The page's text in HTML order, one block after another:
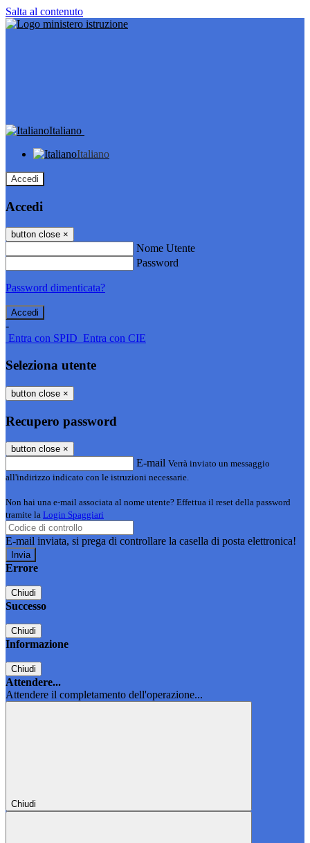
Salta al contenuto
Italiano
Italiano
Accedi
Accedi
button close ×
Nome Utente
Password
Password dimenticata?
-
Entra con SPID Entra con CIE
Seleziona utente
button close ×
Recupero password
button close ×
E-mail Verrà inviato un messaggio
all'indirizzo indicato con le istruzioni necessarie.
Non hai una e-mail associata al nome utente? Effettua il reset della password
tramite la Login Spaggiari
E-mail inviata, si prega di controllare la casella di posta elettronica!
Errore
Chiudi
Successo
Chiudi
Informazione
Chiudi
Attendere...
Attendere il completamento dell'operazione...
Chiudi